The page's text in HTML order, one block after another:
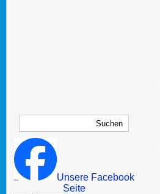
Unsere Facebook
Seite